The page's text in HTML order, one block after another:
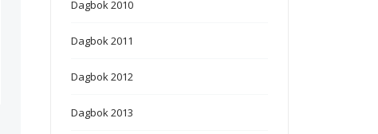
Dagbok 2010
Dagbok 2011
Dagbok 2012
Dagbok 2013